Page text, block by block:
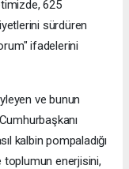
625
sürdüren
ifadelerini
ve bunun
kalbin pompaladığı
toplumun enerjisini,